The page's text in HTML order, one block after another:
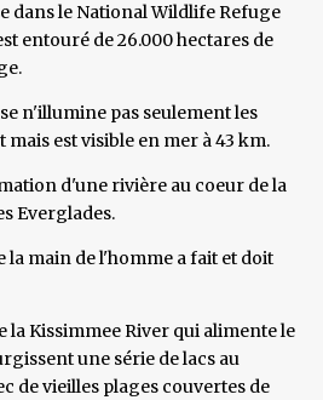
dans le National Wildlife Refuge
entouré de 26.000 hectares de
n'illumine pas seulement les
est visible en mer à 43 km.
d'une rivière au coeur de la
Everglades.
la main de l'homme a fait et doit
la Kissimmee River qui alimente le
une série de lacs au
de vieilles plages couvertes de